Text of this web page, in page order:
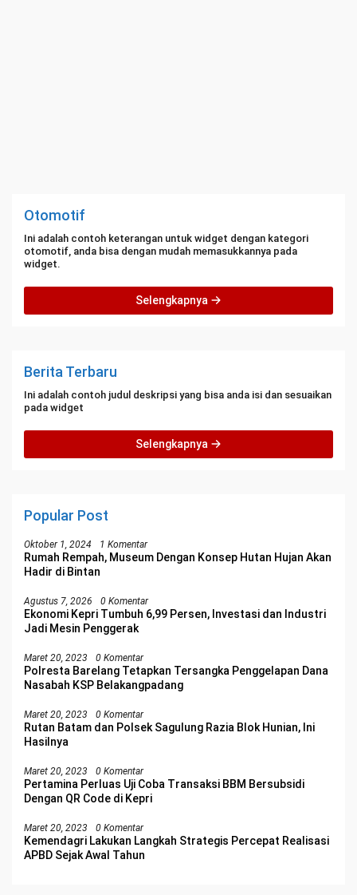
Otomotif
Ini adalah contoh keterangan untuk widget dengan kategori
otomotif, anda bisa dengan mudah memasukkannya pada
widget.
Selengkapnya
Berita Terbaru
Ini adalah contoh judul deskripsi yang bisa anda isi dan sesuaikan
pada widget
Selengkapnya
Popular Post
Oktober 1, 2024 1 Komentar
Rumah Rempah, Museum Dengan Konsep Hutan Hujan Akan
Hadir di Bintan
Agustus 7, 2026 0 Komentar
Ekonomi Kepri Tumbuh 6,99 Persen, Investasi dan Industri
Jadi Mesin Penggerak
Maret 20, 2023 0 Komentar
Polresta Barelang Tetapkan Tersangka Penggelapan Dana
Nasabah KSP Belakangpadang
Maret 20, 2023 0 Komentar
Rutan Batam dan Polsek Sagulung Razia Blok Hunian, Ini
Hasilnya
Maret 20, 2023 0 Komentar
Pertamina Perluas Uji Coba Transaksi BBM Bersubsidi
Dengan QR Code di Kepri
Maret 20, 2023 0 Komentar
Kemendagri Lakukan Langkah Strategis Percepat Realisasi
APBD Sejak Awal Tahun